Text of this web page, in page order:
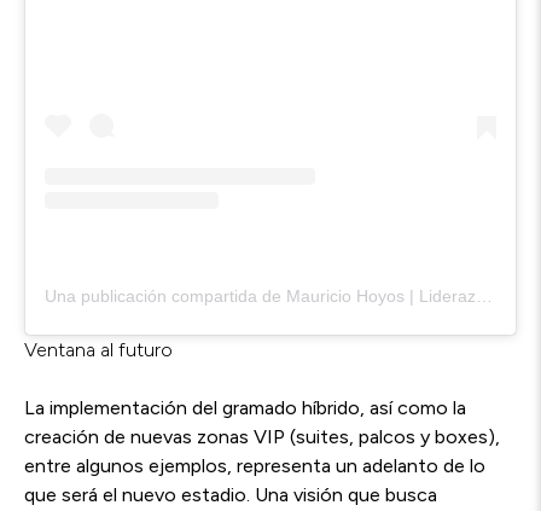
Ventana al futuro
La implementación del gramado híbrido, así como la
creación de nuevas zonas VIP (suites, palcos y boxes),
entre algunos ejemplos, representa un adelanto de lo
que será el nuevo estadio. Una visión que busca